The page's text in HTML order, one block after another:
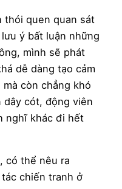
thói quen quan sát
ý bất luận những
mình sẽ phát
dễ dàng tạo cảm
còn chẳng khó
dây cót, động viên
nghĩ khác đi hết
có thể nêu ra
chiến tranh ở